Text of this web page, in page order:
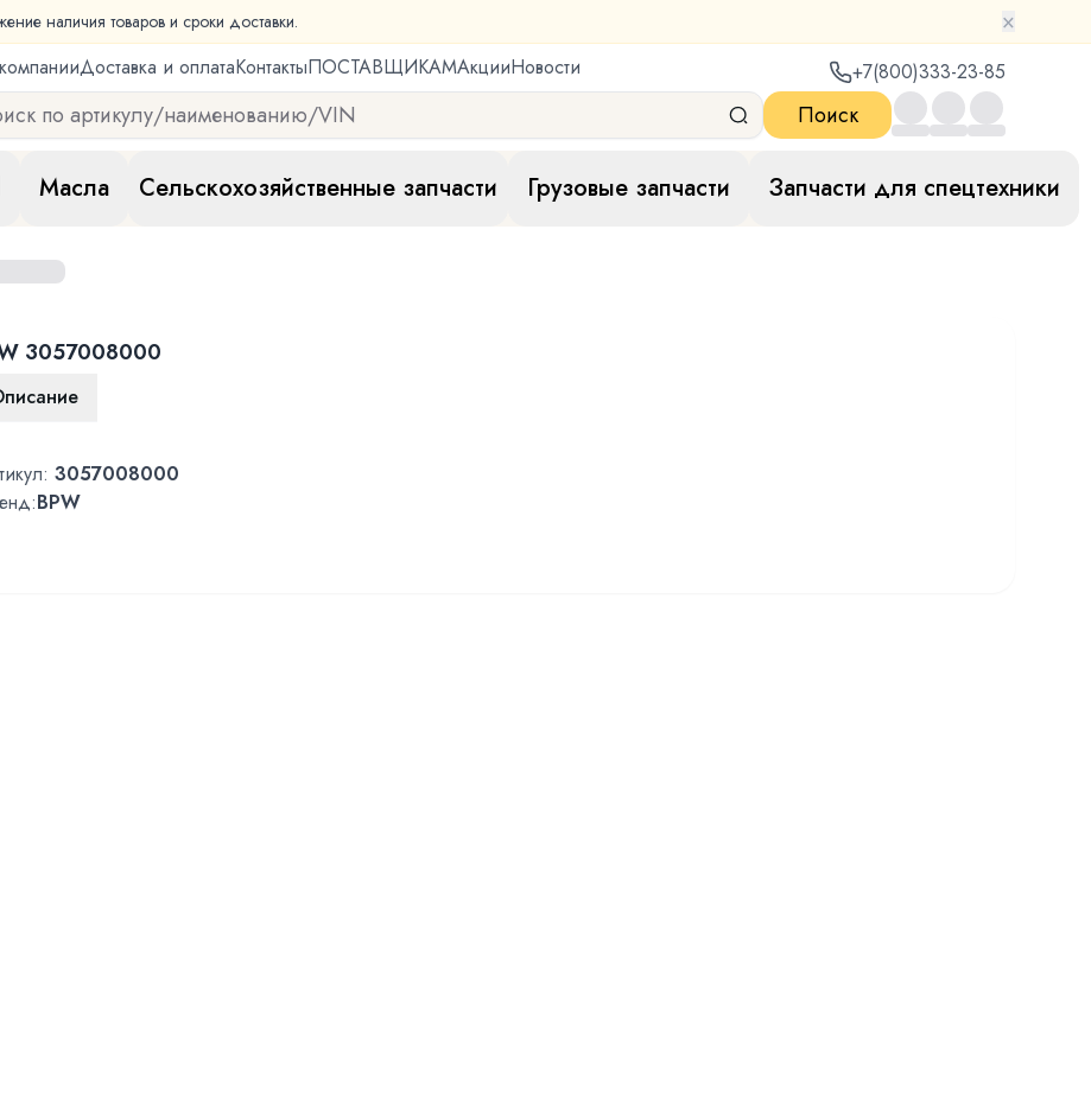
наличия товаров и сроки доставки. ×
Доставка и оплатаКонтактыПОСТАВЩИКАМАкцииНовости +7(800)333-23-85
Поиск
Масла Сельскохозяйственные запчасти Грузовые запчасти Запчасти для спецтехники
3057008000
3057008000
BPW